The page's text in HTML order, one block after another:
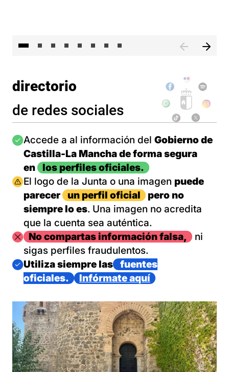
directorio
de redes sociales
Imagen
Accede a al información del Gobierno de
Castilla-La Mancha de forma segura
en
los perfiles oficiales.
Imagen
El logo de la Junta o una imagen puede
parecer
un perfil oficial
pero no
siempre lo es. Una imagen no acredita
que la cuenta sea auténtica.
ImagenNo compartas información falsa,
ni
sigas perfiles fraudulentos.
Imagen
Utiliza siempre las
fuentes
oficiales.
Infórmate aquí